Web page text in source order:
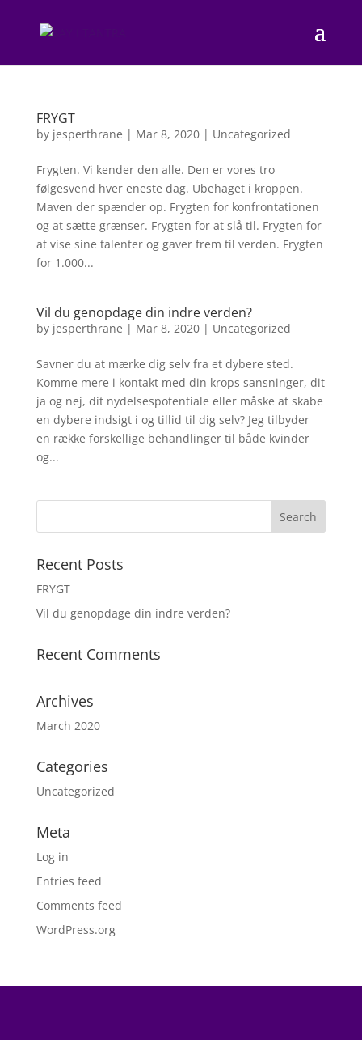
FRYGT
by jesperthrane | Mar 8, 2020| Uncategorized
Frygten. Vi kender den alle. Den er vores tro
følgesvend hver eneste dag. Ubehaget i kroppen.
Maven der spænder op. Frygten for konfrontationen
og at sætte grænser. Frygten for at slå til. Frygten for
at vise sine talenter og gaver frem til verden. Frygten
for 1.000...
Vil du genopdage din indre verden?
by jesperthrane | Mar 8, 2020| Uncategorized
Savner du at mærke dig selv fra et dybere sted.
Komme mere i kontakt med din krops sansninger, dit
ja og nej, dit nydelsespotentiale eller måske at skabe
en dybere indsigt i og tillid til dig selv? Jeg tilbyder
en række forskellige behandlinger til både kvinder
og...
Recent Posts
FRYGT
Vil du genopdage din indre verden?
Recent Comments
Archives
March 2020
Categories
Uncategorized
Meta
Log in
Entries feed
Comments feed
WordPress.org